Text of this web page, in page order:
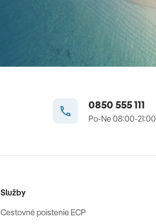
0850 555 111
Po-Ne 08:00-21:00
Služby
Cestovné poistenie ECP